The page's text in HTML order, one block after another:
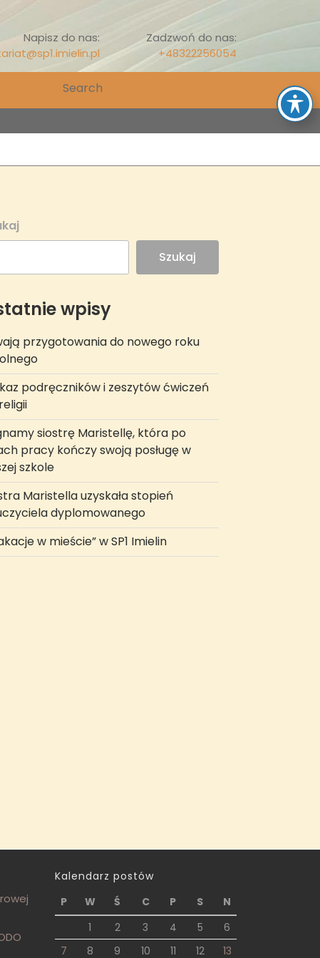
Napisz do nas:
Zadzwoń do nas:
+48322256054
for:
Szukaj
wpisy
przygotowania do nowego roku
podręczników i zeszytów ćwiczeń
siostrę Maristellę, która po
pracy kończy swoją posługę w
szkole
Maristella uzyskała stopień
dyplomowanego
w mieście” w SP1 Imielin
Kalendarz postów
P
W Ś C P S
N
1
2 3 4 5
6
7
8 9 10 11 12 13